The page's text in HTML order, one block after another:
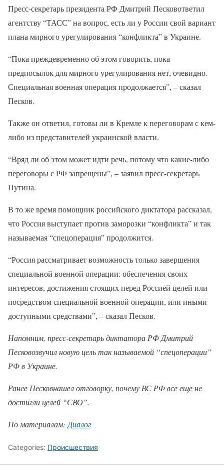
Пресс-секретарь президента РФ Дмитрий Песковответил
агентству “ТАСС” на вопрос, есть ли у России свой вариант
плана мирного урегулирования “конфликта” в Украине.
“Пока преждевременно об этом говорить, пока
предпосылок для мирного урегулирования нет, очевидно.
Специальная военная операция продолжается”, – сказал
Песков.
Также он ответил, готовы ли в Кремле к переговорам с кем-
либо из представителей украинской власти.
“Вряд ли об этом может идти речь, потому что какие-либо
переговоры с РФ запрещены”, – заявил пресс-секретарь
Путина.
В то же время помощник российского диктатора рассказал,
что Россия выступает против заморозки “конфликта” и так
называемая “спецоперация” продолжится.
“Россия рассматривает возможность только завершения
специальной военной операции: обеспечения своих
интересов, достижения стоящих перед Россией целей или
посредством специальной военной операции, или иными
доступными средствами”, – сказал Песков.
Напомним, пресс-секретарь диктатора РФ Дмитрий
Песковозвучил новую цель так называемой “спецоперации”
РФ в Украине.
Ранее Песковнашел отговорку, почему ВС РФ все еще не
достигли целей “СВО”.
По материалам: Диалог
Categories: Происшествия